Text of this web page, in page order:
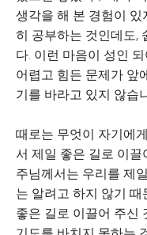
생각을 해 본 경험이 있
히 공부하는 것인데도,
다. 이런 마음이 성인
어렵고 힘든 문제가 앞
기를 바라고 있지 않습
때로는 무엇이 자기에
서 제일 좋은 길로 이
주님께서는 우리를 제
는 알려고 하지 않기
좋은 길로 이끌어 주신